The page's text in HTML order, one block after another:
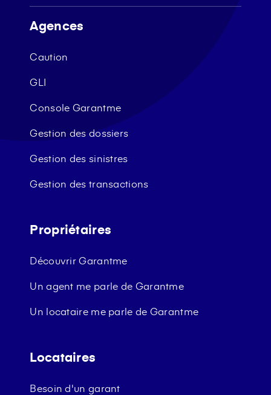
Agences
Caution
GLI
Console Garantme
Gestion des dossiers
Gestion des sinistres
Gestion des transactions
Propriétaires
Découvrir Garantme
Un agent me parle de Garantme
Un locataire me parle de Garantme
Locataires
Besoin d'un garant